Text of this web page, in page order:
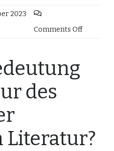
2023
Comments Off
des
Literatur?